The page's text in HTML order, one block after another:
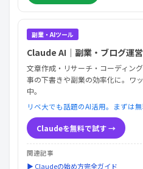
副業・AIツール
Claude AI｜副業・ブログ運
文章作成・リサーチ・コーディン
事の下書きや副業の効率化に。ワ
中。
リベ大でも話題のAI活用。まずは
Claudeを無料で試す →
関連記事
▶ Claudeの始め方完全ガイド